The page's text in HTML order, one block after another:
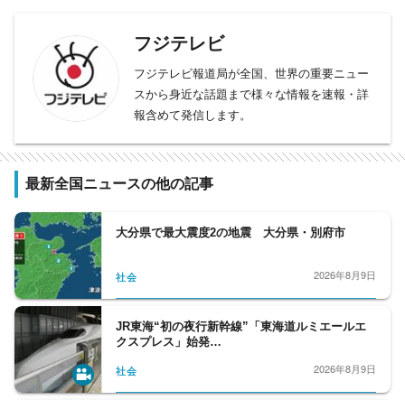
フジテレビ
フジテレビ報道局が全国、世界の重要ニュー
スから身近な話題まで様々な情報を速報・詳
報含めて発信します。
最新全国ニュースの他の記事
大分県で最大震度2の地震 大分県・別府市
社会 2026年8月9日
JR東海“初の夜行新幹線”「東海道ルミエールエ
クスプレス」始発…
社会 2026年8月9日